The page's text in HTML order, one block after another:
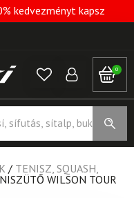
kedvezményt kapsz
0
/ TENISZ, SQUASH,
WILSON TOUR